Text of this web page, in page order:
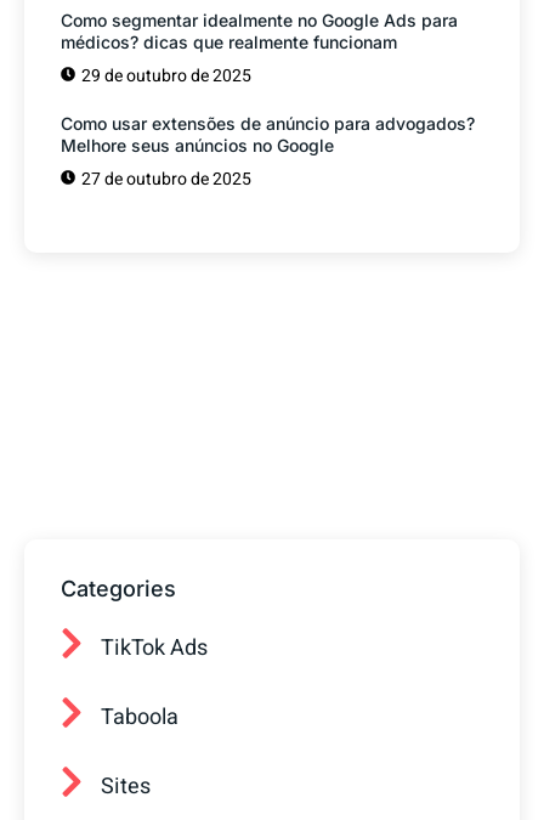
Como segmentar idealmente no Google Ads para
médicos? dicas que realmente funcionam
29 de outubro de 2025
Como usar extensões de anúncio para advogados?
Melhore seus anúncios no Google
27 de outubro de 2025
Categories
TikTok Ads
Taboola
Sites